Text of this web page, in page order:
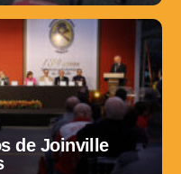
de Joinville